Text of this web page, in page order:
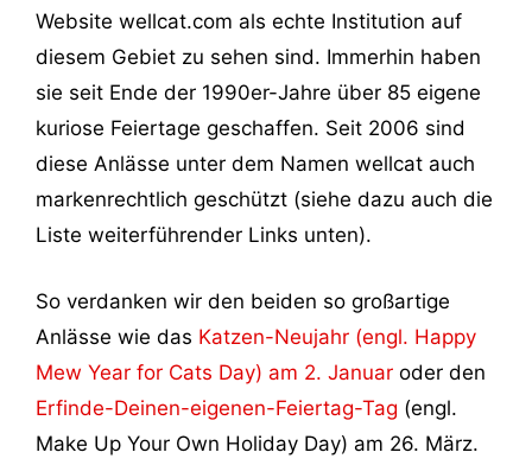
Website wellcat.com als echte Institution auf
diesem Gebiet zu sehen sind. Immerhin haben
sie seit Ende der 1990er-Jahre über 85 eigene
kuriose Feiertage geschaffen. Seit 2006 sind
diese Anlässe unter dem Namen wellcat auch
markenrechtlich geschützt (siehe dazu auch die
Liste weiterführender Links unten).
So verdanken wir den beiden so großartige
Anlässe wie das Katzen-Neujahr (engl. Happy
Mew Year for Cats Day) am 2. Januar oder den
Erfinde-Deinen-eigenen-Feiertag-Tag (engl.
Make Up Your Own Holiday Day) am 26. März.